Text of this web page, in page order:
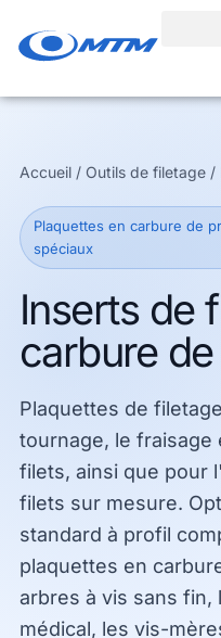
au
Accueil / Outils de filetage
Plaquettes en carbure de
spéciaux
Inserts de
carbure
Plaquettes de
tournage, le fraisage
filets, ainsi que pour
filets sur mesure.
standard à profil
plaquettes en
arbres à vis sans fin,
médical, les vis-